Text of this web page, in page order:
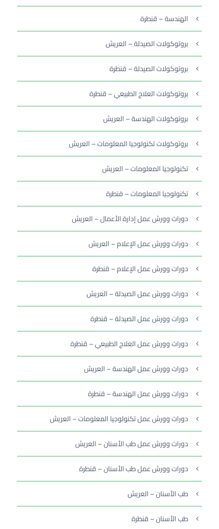
الهندسة – قنطرة
بروتوكولات الصيدلة – العريش
بروتوكولات الصيدلة – قنطرة
بروتوكولات العلاج الطبيعي – قنطرة
بروتوكولات الهندسة – العريش
بروتوكولات تكنولوجيا المعلومات – العريش
تكنولوجيا المعلومات – العريش
تكنولوجيا المعلومات – قنطرة
دورات وورش عمل إدارة الأعمال – العريش
دورات وورش عمل الإعلام – العريش
دورات وورش عمل الإعلام – قنطرة
دورات وورش عمل الصيدلة – العريش
دورات وورش عمل الصيدلة – قنطرة
دورات وورش عمل العلاج الطبيعي – قنطرة
دورات وورش عمل الهندسة – العريش
دورات وورش عمل الهندسة – قنطرة
دورات وورش عمل تكنولوجيا المعلومات – العريش
دورات وورش عمل طب الأسنان – العريش
دورات وورش عمل طب الأسنان – قنطرة
طب الأسنان – العريش
طب الأسنان – قنطرة